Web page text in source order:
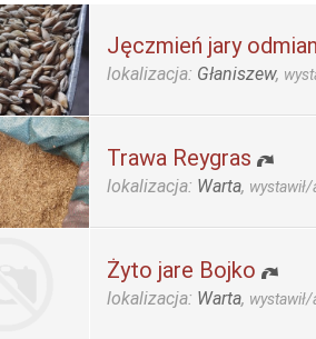
Jęczmień jary
lokalizacja: Głaniszew,
Trawa Reygras
lokalizacja: Warta, wystawił/
Żyto jare Bojko
lokalizacja: Warta, wystawił/